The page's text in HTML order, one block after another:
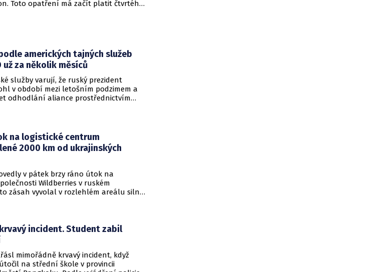
Toto opatření má začít platit čtvrtého
amerických tajných služeb
už za několik měsíců
služby varují, že ruský prezident
v období mezi letošním podzimem a
odhodlání aliance prostřednictvím
Moskva čelí rostoucímu tlaku kvůli
Masivní škody, které ukrajinské
zázemí, totiž Kreml zahnaly do
na logistické centrum
2000 km od ukrajinských
v pátek brzy ráno útok na
Wildberries v ruském
zásah vyvolal v rozlehlém areálu silný
logistické operace.
incident. Student zabil
mimořádně krvavý incident, když
na střední škole v provincii